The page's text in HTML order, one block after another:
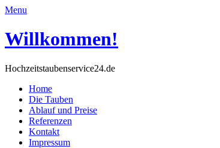
Menu
Willkommen!
Hochzeitstaubenservice24.de
Home
Die Tauben
Ablauf und Preise
Referenzen
Kontakt
Impressum